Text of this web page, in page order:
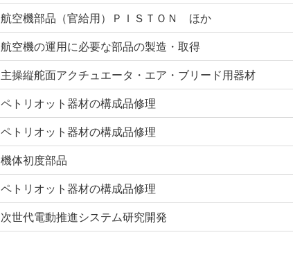
航空機部品（官給用）ＰＩＳＴＯＮ ほか
航空機の運用に必要な部品の製造・取得
主操縦舵面アクチュエータ・エア・ブリード用器材
ペトリオット器材の構成品修理
ペトリオット器材の構成品修理
機体初度部品
ペトリオット器材の構成品修理
次世代電動推進システム研究開発